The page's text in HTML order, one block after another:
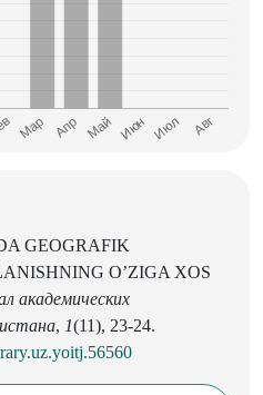
GEOGRAFIK
O’ZIGA XOS
академических
, 1(11), 23-24.